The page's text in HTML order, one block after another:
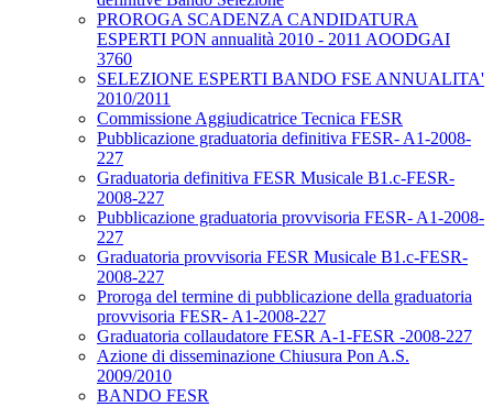
PROROGA SCADENZA CANDIDATURA
ESPERTI PON annualità 2010 - 2011 AOODGAI
3760
SELEZIONE ESPERTI BANDO FSE ANNUALITA'
2010/2011
Commissione Aggiudicatrice Tecnica FESR
Pubblicazione graduatoria definitiva FESR- A1-2008-
227
Graduatoria definitiva FESR Musicale B1.c-FESR-
2008-227
Pubblicazione graduatoria provvisoria FESR- A1-2008-
227
Graduatoria provvisoria FESR Musicale B1.c-FESR-
2008-227
Proroga del termine di pubblicazione della graduatoria
provvisoria FESR- A1-2008-227
Graduatoria collaudatore FESR A-1-FESR -2008-227
Azione di disseminazione Chiusura Pon A.S.
2009/2010
BANDO FESR